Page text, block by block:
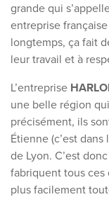
grande qui
entreprise
longtemps, ça fait
leur travail et à
L’entreprise
une belle région
précisément, ils
Étienne (c’est
de Lyon. C’est
fabriquent tous ces
plus facilement